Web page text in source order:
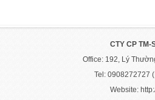
CTY CP TM-
Office: 192, Lý
Tel: 0908272727
Website: